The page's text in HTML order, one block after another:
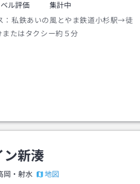
ル評価
集計中
私鉄あいの風とやま鉄道小杉駅→徒
またはタクシー約５分
ン新湊
岡・射水
地図